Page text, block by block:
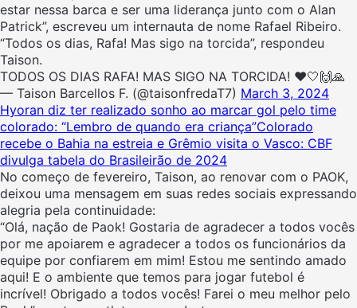
estar nessa barca e ser uma liderança junto com o Alan
Patrick”, escreveu um internauta de nome Rafael Ribeiro.
“Todos os dias, Rafa! Mas sigo na torcida”, respondeu
Taison.
TODOS OS DIAS RAFA! MAS SIGO NA TORCIDA! ❤️🤍🙌🙏
— Taison Barcellos F. (@taisonfredaT7) March 3, 2024
Hyoran diz ter realizado sonho ao marcar gol pelo time
colorado: “Lembro de quando era criança”Colorado
recebe o Bahia na estreia e Grêmio visita o Vasco: CBF
divulga tabela do Brasileirão de 2024
No começo de fevereiro, Taison, ao renovar com o PAOK,
deixou uma mensagem em suas redes sociais expressando
alegria pela continuidade:
“Olá, nação de Paok! Gostaria de agradecer a todos vocês
por me apoiarem e agradecer a todos os funcionários da
equipe por confiarem em mim! Estou me sentindo amado
aqui! E o ambiente que temos para jogar futebol é
incrível! Obrigado a todos vocês! Farei o meu melhor pelo